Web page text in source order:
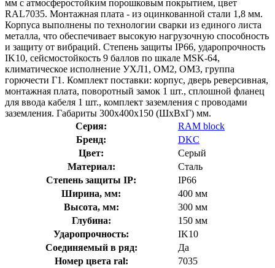
мм с атмосферостойким порошковым покрытием, цвет
RAL7035. Монтажная плата - из оцинкованной стали 1,8 мм.
Корпуса выполнены по технологии сварки из единого листа
металла, что обеспечивает высокую нагрузочную способность
и защиту от вибраций. Степень защиты IP66, ударопрочность
IK10, сейсмостойкость 9 баллов по шкале MSK-64,
климатическое исполнение УХЛ1, ОМ2, ОМ3, группа
горючести Г1. Комплект поставки: корпус, дверь реверсивная,
монтажная плата, поворотный замок 1 шт., сплошной фланец
для ввода кабеля 1 шт., комплект заземления с проводами
заземления. Габариты 300x400x150 (ШхВхГ) мм.
Серия:
RAM block
Бренд:
DKC
Цвет:
Серый
Материал:
Сталь
Степень защиты IP:
IP66
Ширина, мм:
400 мм
Высота, мм:
300 мм
Глубина:
150 мм
Ударопрочность:
IK10
Соединяемый в ряд:
Да
Номер цвета ral:
7035